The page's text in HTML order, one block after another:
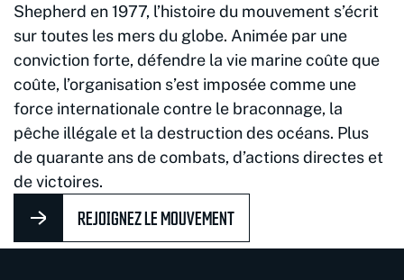
Shepherd en 1977, l’histoire du mouvement s’écrit
sur toutes les mers du globe. Animée par une
conviction forte, défendre la vie marine coûte que
coûte, l’organisation s’est imposée comme une
force internationale contre le braconnage, la
pêche illégale et la destruction des océans. Plus
de quarante ans de combats, d’actions directes et
de victoires.
REJOIGNEZ LE MOUVEMENT